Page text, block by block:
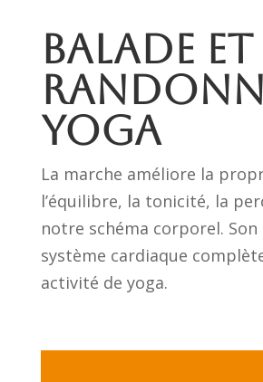
Balade et
yoga
La marche améliore la
l’équilibre, la tonicité, la
notre schéma corporel.
système cardiaque
activité de yoga.